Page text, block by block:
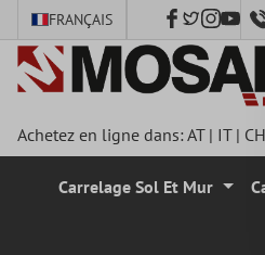
principal
FRANÇAIS
Achetez en ligne dans:AT| IT| CH
Carrelage Sol Et Mur